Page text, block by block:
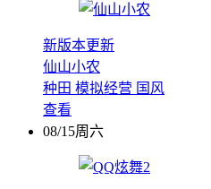
新版本更新
仙山小农
种田 模拟经营 国风
查看
08/15周六